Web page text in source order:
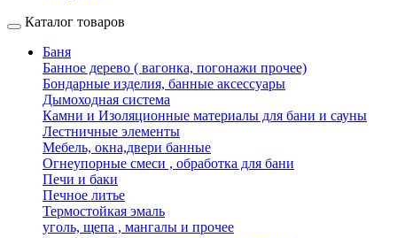
Каталог товаров
Баня
Банное дерево ( вагонка, погонажи прочее)
Бондарные изделия, банные аксессуары
Дымоходная система
Камни и Изоляционные материалы для бани и сауны
Лестничные элементы
Мебель, окна,двери банные
Огнеупорные смеси , обработка для бани
Печи и баки
Печное литье
Термостойкая эмаль
уголь, щепа , мангалы и прочее